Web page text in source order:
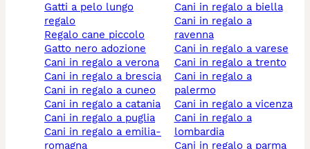
gatti a pelo lungo
regalo
regalo cane piccolo
gatto nero adozione
cani in regalo a verona
cani in regalo a brescia
cani in regalo a cuneo
cani in regalo a catania
cani in regalo a puglia
cani in regalo a emilia-
romagna
cani in regalo a biella
cani in regalo a
ravenna
cani in regalo a varese
cani in regalo a trento
cani in regalo a
palermo
cani in regalo a vicenza
cani in regalo a
lombardia
cani in regalo a parma